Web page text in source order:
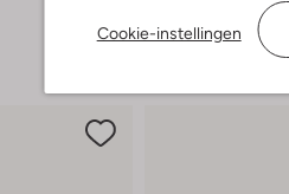
Cookie-instellingen